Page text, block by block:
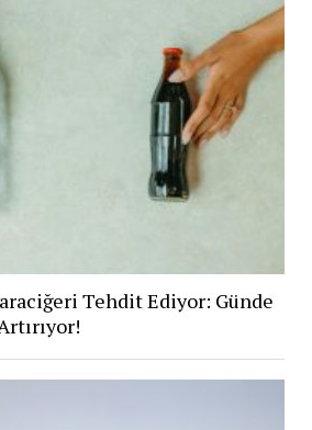
Tehdit Ediyor: Günde